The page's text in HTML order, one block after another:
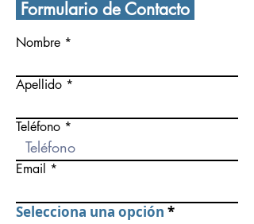
Formulario de Contacto
Nombre
Apellido
Teléfono
Email
Selecciona una opción *